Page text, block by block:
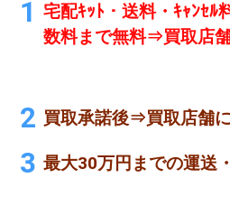
宅配ｷｯﾄ・送料・ｷｬﾝｾﾙ
数料まで無料⇒買取店
買取承諾後⇒買取店舗
最大30万円までの運送